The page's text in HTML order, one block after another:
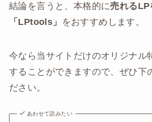
結論を言うと、本格的に売れるLP
「LPtools」
をおすすめします。
今なら当サイトだけのオリジナル
することができますので、ぜひ下
ださい。
あわせて読みたい